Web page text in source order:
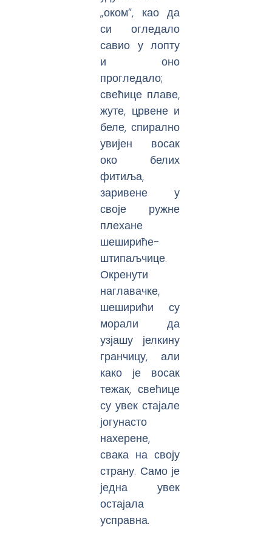
„оком”, као да
си огледало
савио у лопту
и оно
прогледало;
свећице плаве,
жуте, црвене и
беле, спирално
увијен восак
око белих
фитиља,
заривене у
своје ружне
плехане
шешириће-
штипаљчице.
Окренути
наглавачке,
шеширићи су
морали да
узјашу јелкину
гранчицу, али
како је восак
тежак, свећице
су увек стајале
јогунасто
нахерене,
свака на своју
страну. Само је
једна увек
остајала
усправна.